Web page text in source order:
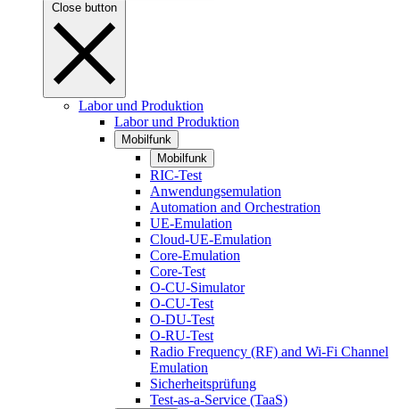
Close button
Labor und Produktion
Labor und Produktion
Mobilfunk
Mobilfunk
RIC-Test
Anwendungsemulation
Automation and Orchestration
UE-Emulation
Cloud-UE-Emulation
Core-Emulation
Core-Test
O-CU-Simulator
O-CU-Test
O-DU-Test
O-RU-Test
Radio Frequency (RF) and Wi-Fi Channel
Emulation
Sicherheitsprüfung
Test-as-a-Service (TaaS)